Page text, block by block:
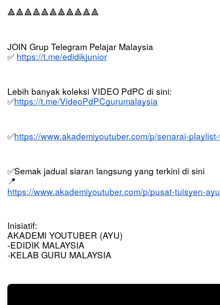
🔺🔺🔺🔺🔺🔺🔺🔺🔺🔺🔺
JOIN Grup Telegram Pelajar Malaysia
✅ https://t.me/edidikjunior
Lebih banyak koleksi VIDEO PdPC di sini:
✅https://t.me/VideoPdPCgurumalaysia
✅https://www.akademiyoutuber.com/p/senarai-
✅Semak jadual siaran langsung yang terkini di sini
📍
https://www.akademiyoutuber.com/p/pusat-tuisyen-
Inisiatif:
AKADEMI YOUTUBER (AYU)
-EDIDIK MALAYSIA
-KELAB GURU MALAYSIA